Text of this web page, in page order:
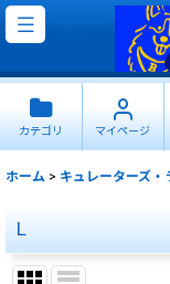
カテゴリ マイページ
ホーム > キュレーターズ
L